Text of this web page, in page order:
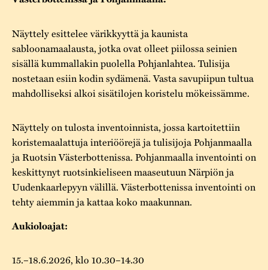
Vaellusreitti
Saavutettavuus
Kestävä kehitys
Turvallisuus
Varaa tilat
Rakennusperintö
Museokokoelmat
Museopedagogiikka
Käsityö
Projektit
Markkinat
Vuosikertomukset
Vuoden Gunnar
Näyttely esittelee värikkyyttä ja kaunista
sabloonamaalausta, jotka ovat olleet piilossa seinien
sisällä kummallakin puolella Pohjanlahtea. Tulisija
nostetaan esiin kodin sydämenä. Vasta savupiipun tultua
mahdolliseksi alkoi sisätilojen koristelu mökeissämme.
Näyttely on tulosta inventoinnista, jossa kartoitettiin
koristemaalattuja interiöörejä ja tulisijoja Pohjanmaalla
ja Ruotsin Västerbottenissa. Pohjanmaalla inventointi on
keskittynyt ruotsinkieliseen maaseutuun Närpiön ja
Uudenkaarlepyyn välillä. Västerbottenissa inventointi on
tehty aiemmin ja kattaa koko maakunnan.
Aukioloajat:
15.–18.6.2026, klo 10.30–14.30